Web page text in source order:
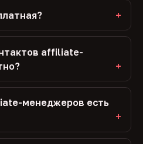
affiliate-
менеджеров есть